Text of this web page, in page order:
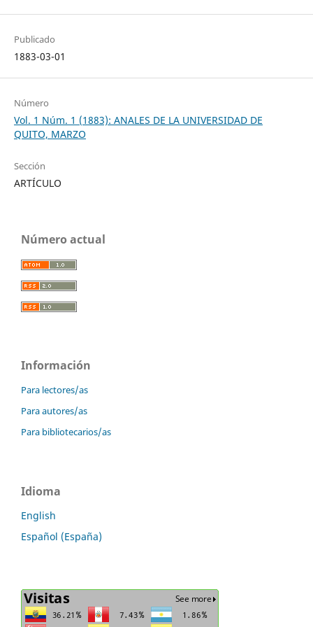
Publicado
1883-03-01
Número
Vol. 1 Núm. 1 (1883): ANALES DE LA UNIVERSIDAD DE
QUITO, MARZO
Sección
ARTÍCULO
Número actual
Información
Para lectores/as
Para autores/as
Para bibliotecarios/as
Idioma
English
Español (España)